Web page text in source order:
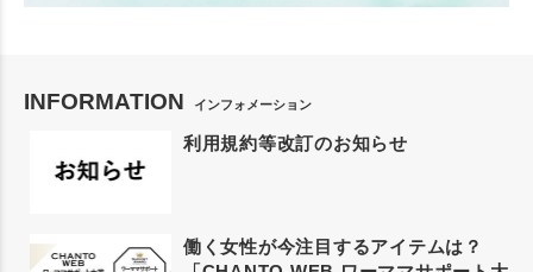
INFORMATION インフォメーション
利用規約等改訂のお知らせ
働く女性が今注目するアイテムは？